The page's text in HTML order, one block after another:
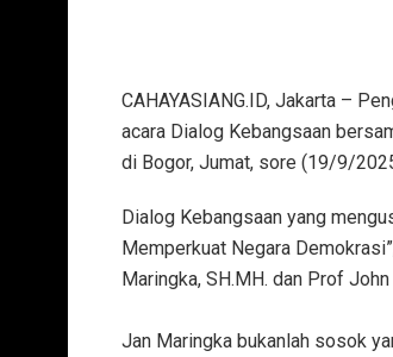
CAHAYASIANG.ID, ‎Jakarta –
acara Dialog Kebangsaan
di Bogor, Jumat, sore (19/9/
‎Dialog Kebangsaan yang
Memperkuat Negara
Maringka, SH.MH. dan Prof
‎Jan Maringka bukanlah sosok